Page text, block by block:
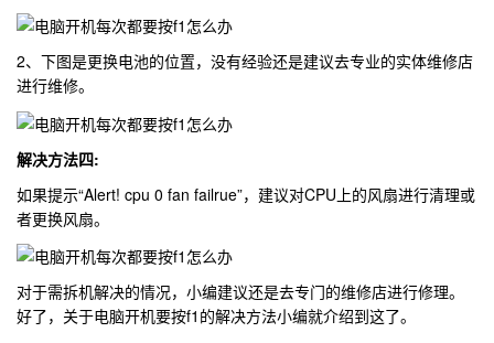
2、下图是更换电池的位置，没有经验还是建议去专业的实体维修店
进行维修。
解决方法四:
如果提示“Alert! cpu 0 fan failrue”，建议对CPU上的风扇进行清理或
者更换风扇。
对于需拆机解决的情况，小编建议还是去专门的维修店进行修理。
好了，关于电脑开机要按f1的解决方法小编就介绍到这了。